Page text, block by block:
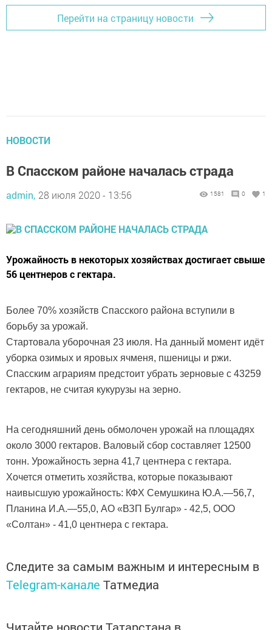
Перейти на страницу новости
НОВОСТИ
В Спасском районе началась страда
admin, 28 июля 2020 - 13:56 1581 0 1
Урожайность в некоторых хозяйствах достигает свыше
56 центнеров с гектара.
Более 70% хозяйств Спасского района вступили в
борьбу за урожай.
Стартовала уборочная 23 июля. На данный момент идёт
уборка озимых и яровых ячменя, пшеницы и ржи.
Спасским аграриям предстоит убрать зерновые с 43259
гектаров, не считая кукурузы на зерно.
На сегодняшний день обмолочен урожай на площадях
около 3000 гектаров. Валовый сбор составляет 12500
тонн. Урожайность зерна 41,7 центнера с гектара.
Хочется отметить хозяйства, которые показывают
наивысшую урожайность: КФХ Семушкина Ю.А.—56,7,
Планина И.А.—55,0, АО «ВЗП Булгар» - 42,5, ООО
«Солтан» - 41,0 центнера с гектара.
Следите за самым важным и интересным в
Telegram-канале Татмедиа